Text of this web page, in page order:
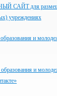
САЙТ для
учреждениях
и
и